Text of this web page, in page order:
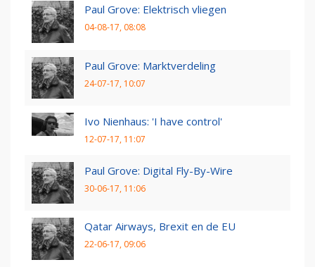
Paul Grove: Elektrisch vliegen
04-08-17, 08:08
Paul Grove: Marktverdeling
24-07-17, 10:07
Ivo Nienhaus: 'I have control'
12-07-17, 11:07
Paul Grove: Digital Fly-By-Wire
30-06-17, 11:06
Qatar Airways, Brexit en de EU
22-06-17, 09:06